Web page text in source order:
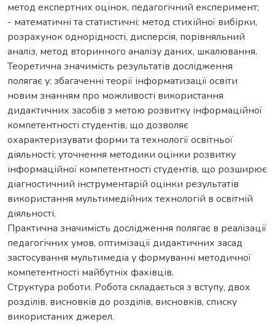
метод експертних оцінок, педагогічний експеримент;
- математичні та статистичні: метод стихійної вибірки,
розрахунок однорідності, дисперсія, порівняльний
аналіз, метод вторинного аналізу даних, шкалювання.
Теоретична значимість результатів дослідження
полягає у: збагаченні теорії інформатизації освіти
новим знанням про можливості використання
дидактичних засобів з метою розвитку інформаційної
компетентності студентів, що дозволяє
охарактеризувати форми та технології освітньої
діяльності; уточнення методики оцінки розвитку
інформаційної компетентності студентів, що розширює
діагностичний інструментарій оцінки результатів
використання мультимедійних технологій в освітній
діяльності.
Практична значимість дослідження полягає в реалізації
педагогічних умов, оптимізації дидактичних засад
застосування мультимедіа у формуванні методичної
компетентності майбутніх фахівців.
Структура роботи. Робота складається з вступу, двох
розділів, висновків до розділів, висновків, списку
використаних джерел.